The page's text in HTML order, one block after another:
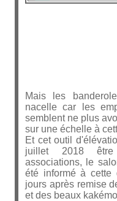
Mais les
nacelle car les
semblent ne plus
sur une échelle à
Et cet outil
juillet 2018
associations, le
été informé à cette
jours après remise
et des beaux